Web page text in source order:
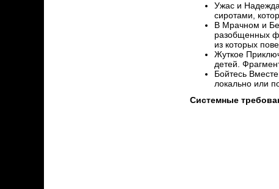
Ужас и
сиротами,
В Мрачном и
разобщенных
из которых
Жуткое
детей.
Бойтесь
локально или
Системные